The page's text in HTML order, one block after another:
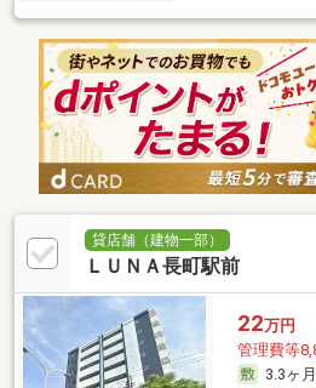
貸店舗（建物一部）
ＬＵＮＡ長町駅前
22万円
管理費等
3.3ヶ月